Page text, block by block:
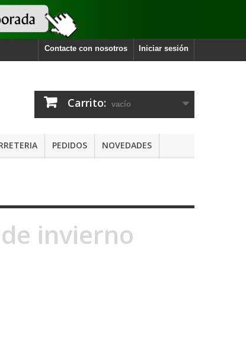
Iniciar sesión
Contacte con nosotros
Carrito: vacío
PEDIDOS NOVEDADES
invierno